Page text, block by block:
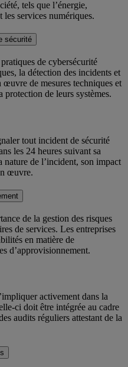
tels que l’énergie,
services numériques.
sécurité
de cybersécurité
la détection des incidents et
œuvre de mesures techniques et
protection de leurs systèmes.
tout incident de sécurité
les 24 heures suivant sa
de l’incident, son impact
œuvre.
de la gestion des risques
de services. Les entreprises
en matière de
d’approvisionnement.
activement dans la
ci doit être intégrée au cadre
audits réguliers attestant de la